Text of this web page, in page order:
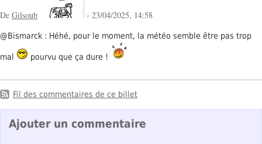
De Gilsoub - 23/04/2025, 14:58
@Bismarck : Héhé, pour le moment, la météo semble être pas trop
mal pourvu que ça dure !
Fil des commentaires de ce billet
Ajouter un commentaire